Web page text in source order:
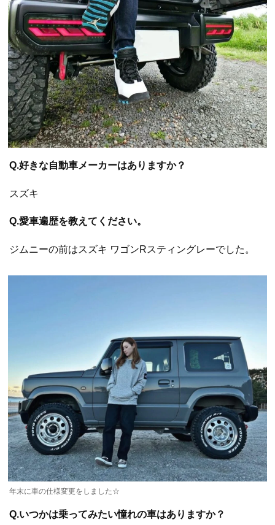
Q.好きな自動車メーカーはありますか？
スズキ
Q.愛車遍歴を教えてください。
ジムニーの前はスズキ ワゴンRスティングレーでした。
年末に車の仕様変更をしました☆
Q.いつかは乗ってみたい憧れの車はありますか？